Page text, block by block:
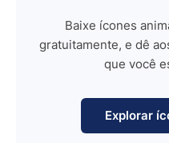
Baixe ícones
gratuitamente, e dê
que você
Explorar